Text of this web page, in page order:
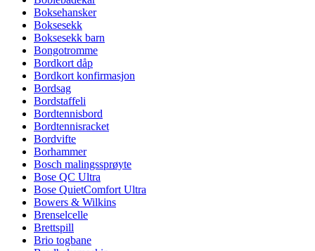
Boksehansker
Boksesekk
Boksesekk barn
Bongotromme
Bordkort dåp
Bordkort konfirmasjon
Bordsag
Bordstaffeli
Bordtennisbord
Bordtennisracket
Bordvifte
Borhammer
Bosch malingssprøyte
Bose QC Ultra
Bose QuietComfort Ultra
Bowers & Wilkins
Brenselcelle
Brettspill
Brio togbane